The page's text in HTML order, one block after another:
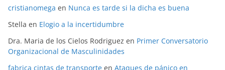
cristianomega en Nunca es tarde si la dicha es buena
Stella en Elogio a la incertidumbre
Dra. Maria de los Cielos Rodriguez en Primer Conversatorio
Organizacional de Masculinidades
fabrica cintas de transporte en Ataques de pánico en